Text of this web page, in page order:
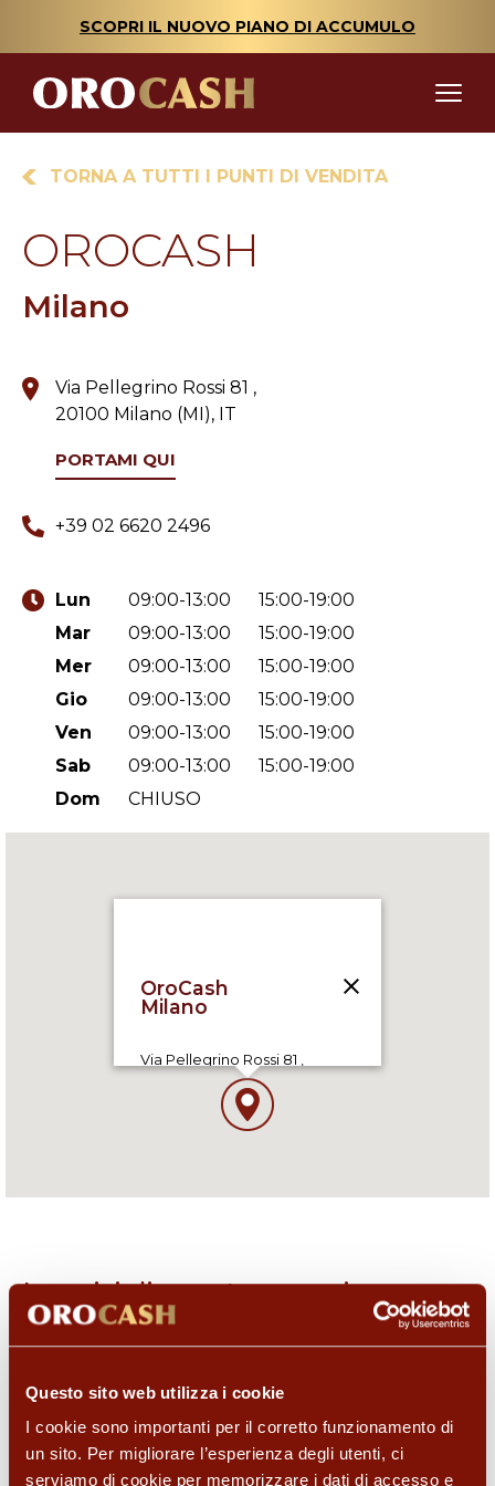
Questo sito web utilizza i cookie
I cookie sono importanti per il corretto funzionamento di
un sito. Per migliorare l’esperienza degli utenti, ci
serviamo di cookie per memorizzare i dati di accesso e
SCOPRI IL NUOVO PIANO DI ACCUMULO
TORNA A TUTTI I PUNTI DI VENDITA
OROCASH
Milano
Via Pellegrino Rossi 81 ,
20100 Milano (MI), IT
PORTAMI QUI
+39 02 6620 2496
Lun 09:00-13:00
15:00-19:00
Mar
09:00-13:00
15:00-19:00
Mer
09:00-13:00
15:00-19:00
Gio
09:00-13:00
15:00-19:00
Ven
09:00-13:00
15:00-19:00
Sab
09:00-13:00
15:00-19:00
Dom
CHIUSO
OroCash
Via Pellegrino Rossi 81 ,
20100 Milano (MI), IT
09:00-13:00,15:00-19:00
I servizi di questo negozio